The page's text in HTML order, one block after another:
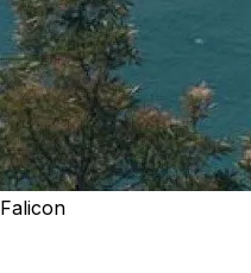
Falicon